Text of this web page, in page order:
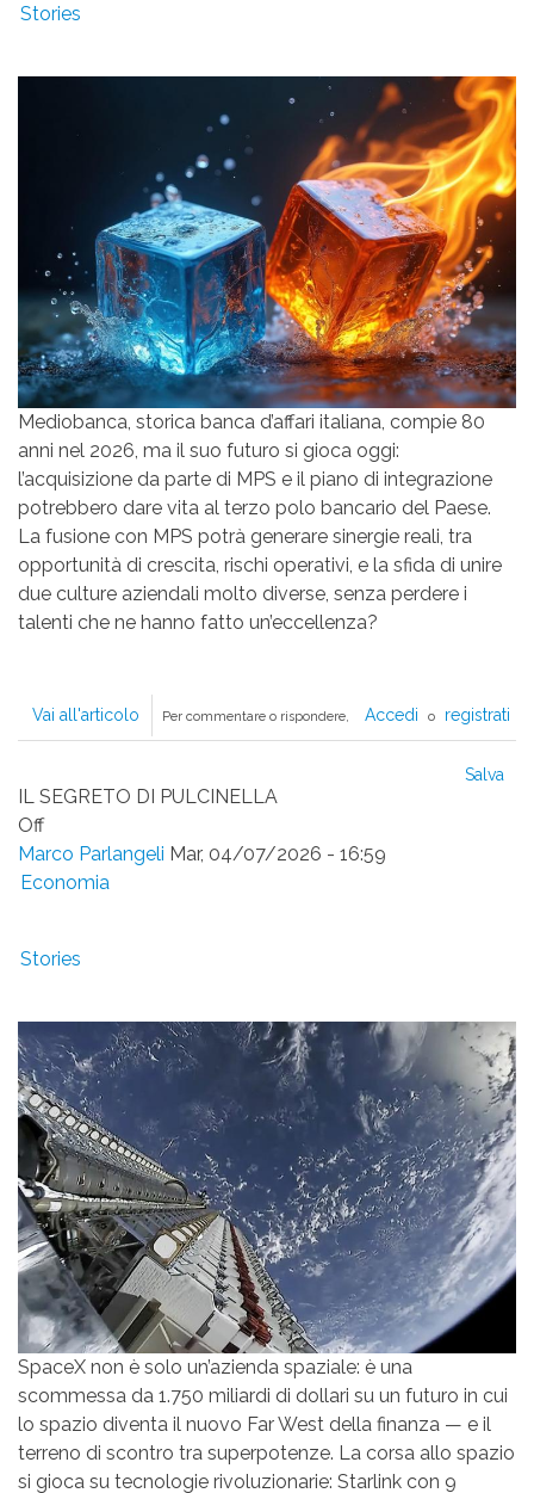
Stories
Mediobanca, storica banca d’affari italiana, compie 80
anni nel 2026, ma il suo futuro si gioca oggi:
l’acquisizione da parte di MPS e il piano di integrazione
potrebbero dare vita al terzo polo bancario del Paese.
La fusione con MPS potrà generare sinergie reali, tra
opportunità di crescita, rischi operativi, e la sfida di unire
due culture aziendali molto diverse, senza perdere i
talenti che ne hanno fatto un’eccellenza?
Vai all'articolo
FUSIONE
FREDDO
CAMBIARE
Per commentare o rispondere, Accedi o registrati
Salva
IL SEGRETO DI PULCINELLA
Off
Marco Parlangeli Mar, 04/07/2026 - 16:59
Economia
Stories
SpaceX non è solo un’azienda spaziale: è una
scommessa da 1.750 miliardi di dollari su un futuro in cui
lo spazio diventa il nuovo Far West della finanza — e il
terreno di scontro tra superpotenze. La corsa allo spazio
si gioca su tecnologie rivoluzionarie: Starlink con 9